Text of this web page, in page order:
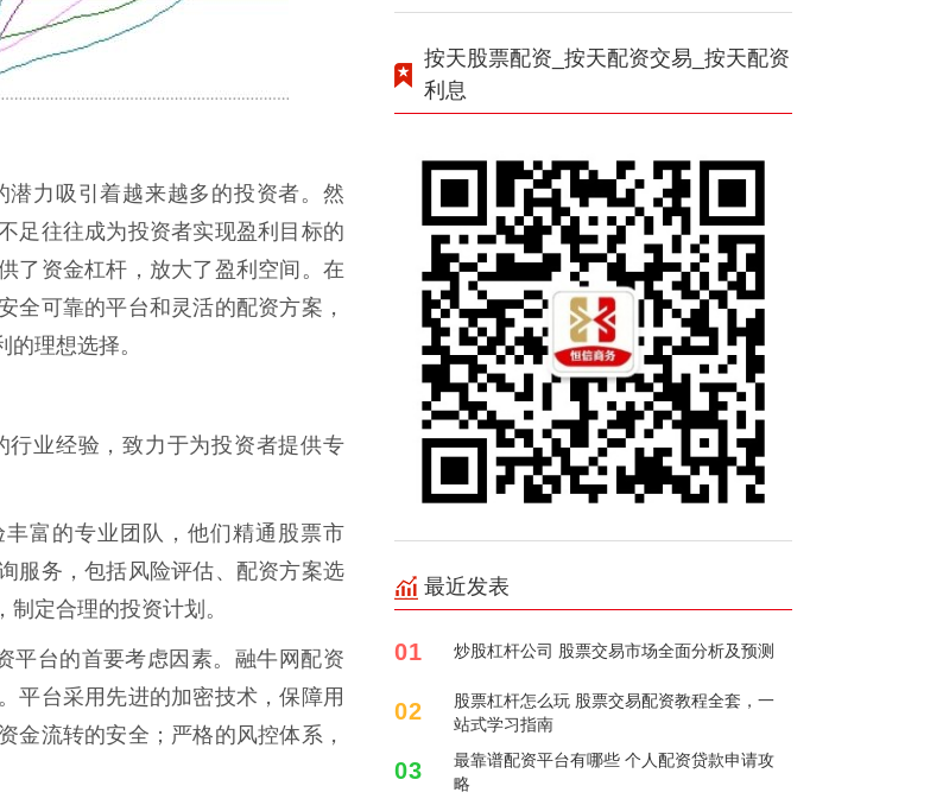
力吸引着越来越多的投资者。然
足往往成为投资者实现盈利目标的
了资金杠杆，放大了盈利空间。在
全可靠的平台和灵活的配资方案，
理想选择。
业经验，致力于为投资者提供专
富的专业团队，他们精通股票市
服务，包括风险评估、配资方案选
定合理的投资计划。
平台的首要考虑因素。融牛网配资
平台采用先进的加密技术，保障用
金流转的安全；严格的风控体系，
按天股票配资_按天配资交易_按天配资
利息
最近发表
01 炒股杠杆公司 股票交易市场全面分析及预测
02
股票杠杆怎么玩 股票交易配资教程全套，一
站式学习指南
03
最靠谱配资平台有哪些 个人配资贷款申请攻
略